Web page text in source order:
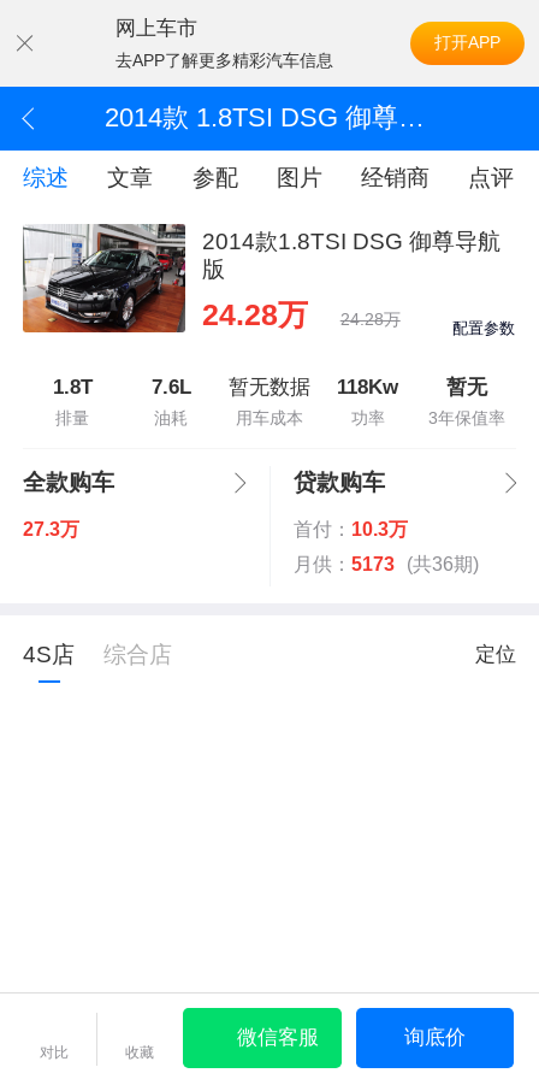
网上车市
去APP了解更多精彩汽车信息
打开APP
2014款 1.8TSI DSG 御尊导航版
综述 文章 参配 图片 经销商 点评
2014款1.8TSI DSG 御尊导航
版
24.28万 24.28万 配置参数
1.8T
排量
7.6L
油耗
暂无数据
用车成本
118Kw
功率
暂无
3年保值率
全款购车
27.3万
贷款购车
首付： 10.3万
月供： 5173 (共36期)
4S店 综合店 定位
对比 收藏
微信客服 询底价